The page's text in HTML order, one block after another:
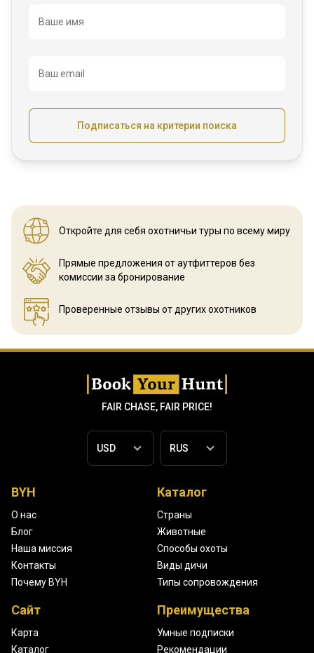
Название
Ваше имя
Ваш email
Подписаться на критерии поиска
Откройте для себя охотничьи туры по всему миру
Прямые предложения от аутфиттеров без
комиссии за бронирование
Проверенные отзывы от других охотников
FAIR CHASE, FAIR PRICE!
BYH
О нас
Блог
Наша миссия
Контакты
Почему BYH
Каталог
Страны
Животные
Способы охоты
Виды дичи
Типы сопровождения
Сайт
Карта
Каталог
Преимущества
Умные подписки
Рекомендации